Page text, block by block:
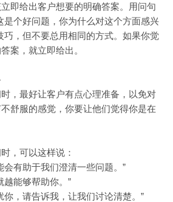
即给出客户想要的明确答案。用问句
是个好问题，你为什么对这个方面感兴
，但不要总用相同的方式。如果你觉
案，就立即给出。
，最好让客户有点心理准备，以免对
舒服的感觉，你要让他们觉得你是在
，可以这样说：
会有助于我们澄清一些问题。”
越能够帮助你。”
你，请告诉我，让我们讨论清楚。”